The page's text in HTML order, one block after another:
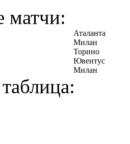
матчи:
Аталанта
Милан
Торино
Ювентус
Милан